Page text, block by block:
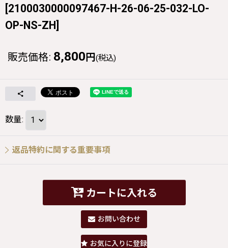
[2100030000097467-H-26-06-25-032-LO-
OP-NS-ZH]
販売価格: 8,800 円 (税込)
数量:
返品特約に関する重要事項
カートに入れる
お問い合わせ
お気に入りに登録